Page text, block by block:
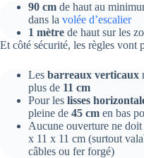
90 cm de haut au
dans la volée d’escalier
1 mètre de haut sur les
Et côté sécurité, les règles vont
Les barreaux verticaux
plus de 11 cm
Pour les lisses
pleine de 45 cm en bas
Aucune ouverture ne doit
x 11 x 11 cm (surtout
câbles ou fer forgé)